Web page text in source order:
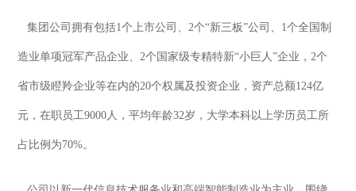
集团公司拥有包括1个上市公司、2个“新三板”公司、1个全国制
造业单项冠军产品企业、2个国家级专精特新“小巨人”企业，2个
省市级瞪羚企业等在内的20个权属及投资企业，资产总额124亿
元，在职员工9000人，平均年龄32岁，大学本科以上学历员工所
占比例为70%。